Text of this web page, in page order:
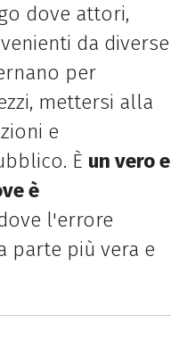
dove attori,
da diverse
per
mettersi alla
e
È un vero e
è
l'errore
parte più vera e